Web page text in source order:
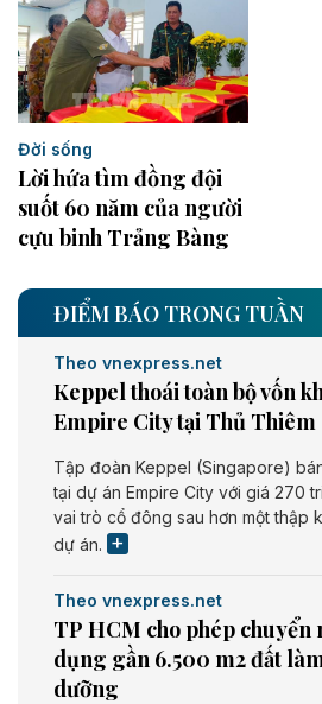
Đời sống
Lời hứa tìm đồng đội
suốt 60 năm của người
cựu binh Trảng Bàng
ĐIỂM BÁO TRONG TUẦN
Theo vnexpress.net
Keppel thoái toàn bộ vốn
Empire City tại Thủ Thiêm
Tập đoàn Keppel (Singapore)
tại dự án Empire City với giá 270
vai trò cổ đông sau hơn một thập
dự án.
Theo vnexpress.net
TP HCM cho phép chuyển
dụng gần 6.500 m2 đất
dưỡng